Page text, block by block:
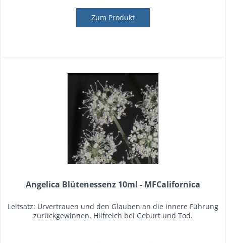
Zum Produkt
Angelica Blütenessenz 10ml - MFCalifornica
Leitsatz: Urvertrauen und den Glauben an die innere Führung
zurückgewinnen. Hilfreich bei Geburt und Tod.